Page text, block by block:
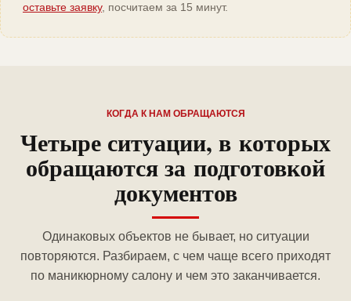
оставьте заявку, посчитаем за 15 минут.
КОГДА К НАМ ОБРАЩАЮТСЯ
Четыре ситуации, в которых
обращаются за подготовкой
документов
Одинаковых объектов не бывает, но ситуации
повторяются. Разбираем, с чем чаще всего приходят
по маникюрному салону и чем это заканчивается.